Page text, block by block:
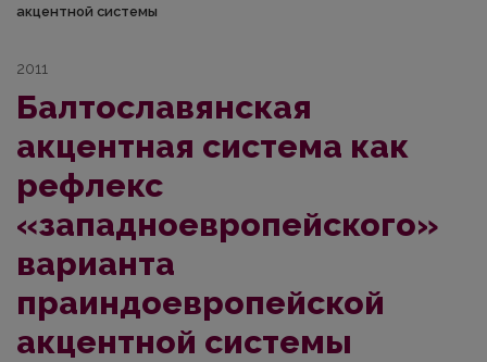
акцентной системы
2011
Балтославянская
акцентная система как
рефлекс
«западноевропейского»
варианта
праиндоевропейской
акцентной системы